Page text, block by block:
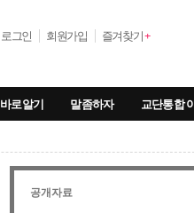
로그인 회원가입 즐겨찾기+
바로알기 말좀하자 교단통합
공개자료